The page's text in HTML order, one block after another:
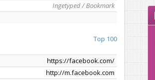
Ingetyped / Bookmark
Top 100
https://facebook.com/
http://m.facebook.com